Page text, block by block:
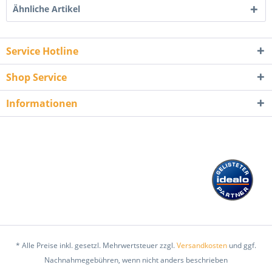
Ähnliche Artikel
Service Hotline
Shop Service
Informationen
* Alle Preise inkl. gesetzl. Mehrwertsteuer zzgl.Versandkosten und ggf.
Nachnahmegebühren, wenn nicht anders beschrieben